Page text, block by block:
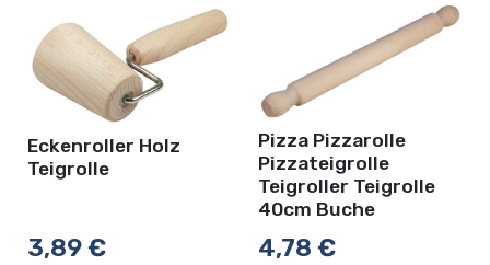
Eckenroller Holz
Teigrolle
3,89€
Pizza Pizzarolle
Pizzateigrolle
Teigroller Teigrolle
40cm Buche
4,78 €